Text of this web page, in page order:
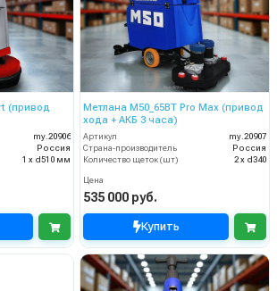
(привод
my.20906
Россия
1 х d510 мм
Метлана М50_65BT Pro Max (привод
хода + АКБ 3 часа)
Артикул
my.20907
Страна-производитель
Россия
Количество щеток (шт)
2 х d340
Цена
535 000 руб.
Купить